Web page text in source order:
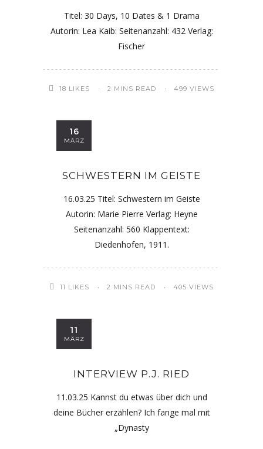
Titel: 30 Days, 10 Dates & 1 Drama
Autorin: Lea Kaib: Seitenanzahl: 432 Verlag:
Fischer
18 LIKES 2 MINS READ 499 VIEWS
16
MÄRZ
SCHWESTERN IM GEISTE
16.03.25 Titel: Schwestern im Geiste
Autorin: Marie Pierre Verlag: Heyne
Seitenanzahl: 560 Klappentext:
Diedenhofen, 1911.
11 LIKES 2 MINS READ 405 VIEWS
11
MÄRZ
INTERVIEW P.J. RIED
11.03.25 Kannst du etwas über dich und
deine Bücher erzählen? Ich fange mal mit
„Dynasty